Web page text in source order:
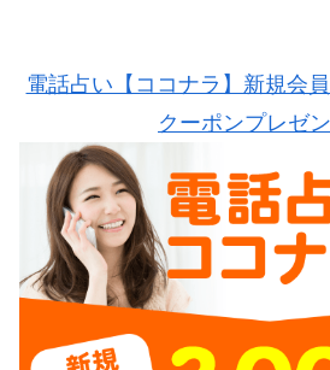
電話占い【ココナラ】新規会
クーポンプレゼ